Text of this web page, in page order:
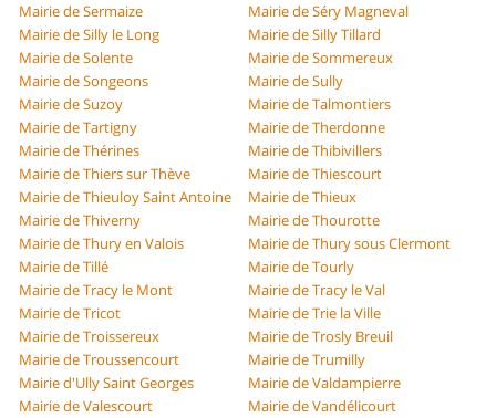
Mairie de Sermaize
Mairie de Séry Magneval
Mairie de Silly le Long
Mairie de Silly Tillard
Mairie de Solente
Mairie de Sommereux
Mairie de Songeons
Mairie de Sully
Mairie de Suzoy
Mairie de Talmontiers
Mairie de Tartigny
Mairie de Therdonne
Mairie de Thérines
Mairie de Thibivillers
Mairie de Thiers sur Thève
Mairie de Thiescourt
Mairie de Thieuloy Saint Antoine
Mairie de Thieux
Mairie de Thiverny
Mairie de Thourotte
Mairie de Thury en Valois
Mairie de Thury sous Clermont
Mairie de Tillé
Mairie de Tourly
Mairie de Tracy le Mont
Mairie de Tracy le Val
Mairie de Tricot
Mairie de Trie la Ville
Mairie de Troissereux
Mairie de Trosly Breuil
Mairie de Troussencourt
Mairie de Trumilly
Mairie d'Ully Saint Georges
Mairie de Valdampierre
Mairie de Valescourt
Mairie de Vandélicourt